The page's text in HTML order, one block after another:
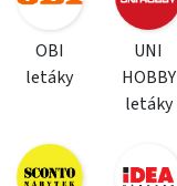
OBI
letáky
UNI
HOBBY
letáky